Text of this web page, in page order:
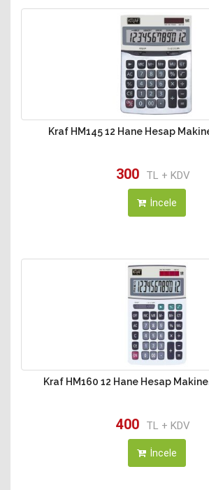
Kraf HM145 12 Hane Hesap
300 TL + KDV
İncele
Kraf HM160 12 Hane Hesap
400 TL + KDV
İncele